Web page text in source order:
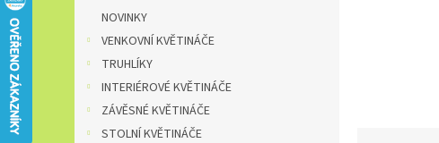
NOVINKY
VENKOVNÍ KVĚTINÁČE
TRUHLÍKY
INTERIÉROVÉ KVĚTINÁČE
ZÁVĚSNÉ KVĚTINÁČE
STOLNÍ KVĚTINÁČE